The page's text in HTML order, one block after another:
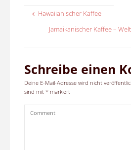
Hawaiianischer Kaffee
Jamaikanischer Kaffee –
Schreibe einen
Deine E-Mail-Adresse wird nicht
sind mit *markiert